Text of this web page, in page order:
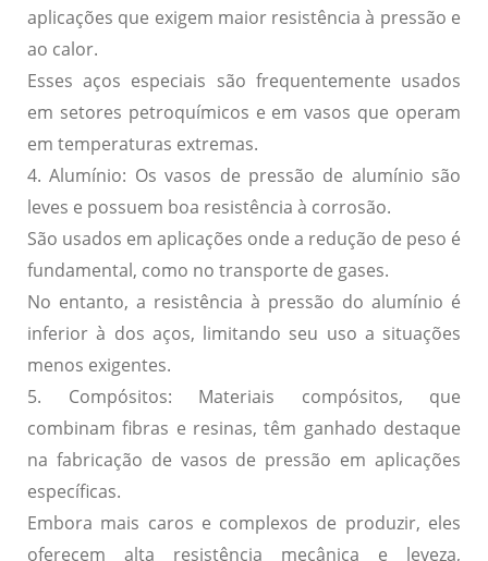
aplicações que exigem maior resistência à pressão e
ao calor.
Esses aços especiais são frequentemente usados
em setores petroquímicos e em vasos que operam
em temperaturas extremas.
4. Alumínio: Os vasos de pressão de alumínio são
leves e possuem boa resistência à corrosão.
São usados em aplicações onde a redução de peso é
fundamental, como no transporte de gases.
No entanto, a resistência à pressão do alumínio é
inferior à dos aços, limitando seu uso a situações
menos exigentes.
5. Compósitos: Materiais compósitos, que
combinam fibras e resinas, têm ganhado destaque
na fabricação de vasos de pressão em aplicações
específicas.
Embora mais caros e complexos de produzir, eles
oferecem alta resistência mecânica e leveza,